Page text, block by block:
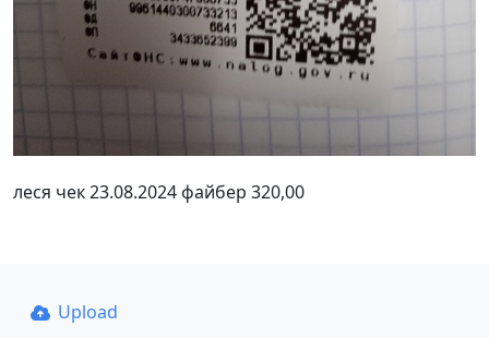
леся чек 23.08.2024 файбер 320,00
Upload